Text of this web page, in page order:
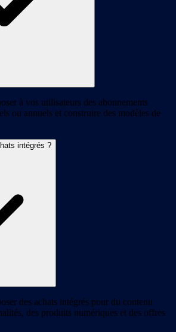
à vos utilisateurs des abonnements
ou annuels et construire des modèles de
intégrés ?
des achats intégrés pour du contenu
des produits numériques et des offres